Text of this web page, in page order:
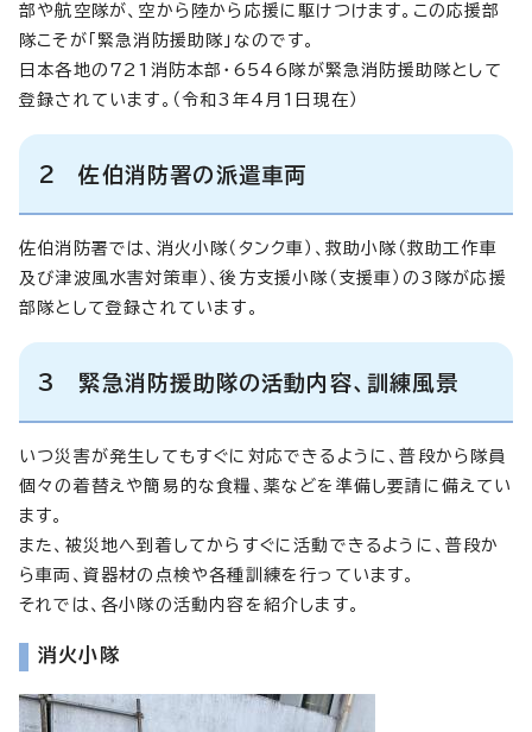
部や航空隊が、空から陸から応援に駆けつけます。この応援部
隊こそが「緊急消防援助隊」なのです。
日本各地の721消防本部・6546隊が緊急消防援助隊として
登録されています。（令和3年4月1日現在）
2 佐伯消防署の派遣車両
佐伯消防署では、消火小隊（タンク車）、救助小隊（救助工作車
及び津波風水害対策車）、後方支援小隊（支援車）の3隊が応援
部隊として登録されています。
3 緊急消防援助隊の活動内容、訓練風景
いつ災害が発生してもすぐに対応できるように、普段から隊員
個々の着替えや簡易的な食糧、薬などを準備し要請に備えてい
ます。
また、被災地へ到着してからすぐに活動できるように、普段か
ら車両、資器材の点検や各種訓練を行っています。
それでは、各小隊の活動内容を紹介します。
消火小隊